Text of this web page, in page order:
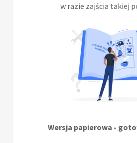
w razie zajścia takiej
Wersja papierowa -